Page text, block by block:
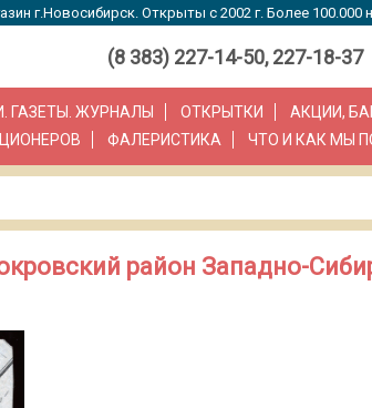
г.Новосибирск. Открыты с 2002 г. Более
(8 383) 227-14-50, 227-18-37
ГАЗЕТЫ. ЖУРНАЛЫ ОТКРЫТКИ АКЦИИ,
ФАЛЕРИСТИКА ЧТО И КАК МЫ
район Западно-